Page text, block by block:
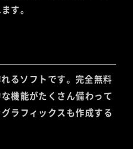
す。
るソフトです。完全無料
機能がたくさん備わって
ラフィックスも作成する